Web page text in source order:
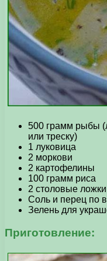
500 грамм рыбы
или треску)
1 луковица
2 моркови
2 картофелины
100 грамм риса
2 столовые
Соль и перец по
Зелень для
Приготовление: